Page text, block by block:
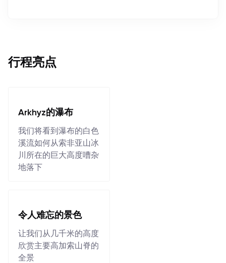
行程亮点
Arkhyz的瀑布
我们将看到瀑布的白色
溪流如何从索非亚山冰
川所在的巨大高度嘈杂
地落下
令人难忘的景色
让我们从几千米的高度
欣赏主要高加索山脊的
全景